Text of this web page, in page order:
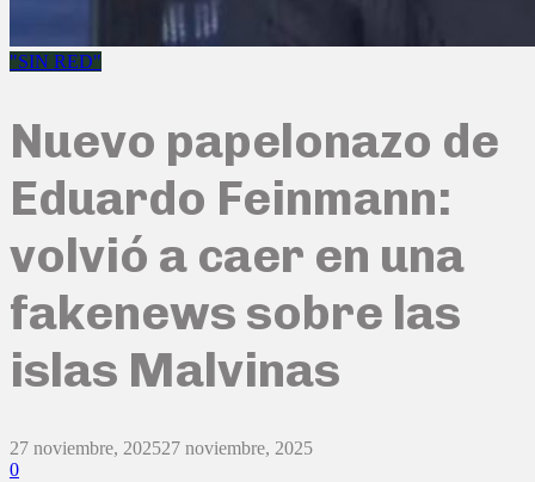
"SIN RED"
Nuevo papelonazo de
Eduardo Feinmann:
volvió a caer en una
fakenews sobre las
islas Malvinas
27 noviembre, 202527 noviembre, 2025
0